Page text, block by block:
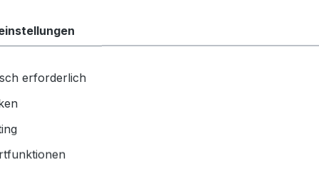
Produktsicherheit
Werkzeugakku Metabo
erforderlich